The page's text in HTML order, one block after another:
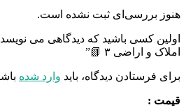
هنوز بررسی‌ای ثبت نشده است.
اولین کسی باشید که دیدگاهی می
املاک و اراضی ۳ 📗”
برای فرستادن دیدگاه، باید وارد شده
قیمت :